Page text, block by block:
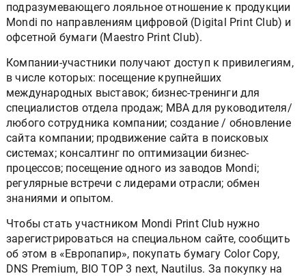
подразумевающего лояльное отношение к продукции
Mondi по направлениям цифровой (Digital Print Club) и
офсетной бумаги (Maestro Print Club).
Компании-участники получают доступ к привилегиям,
в числе которых: посещение крупнейших
международных выставок; бизнес-тренинги для
специалистов отдела продаж; MBA для руководителя/
любого сотрудника компании; создание / обновление
сайта компании; продвижение сайта в поисковых
системах; консалтинг по оптимизации бизнес-
процессов; посещение одного из заводов Mondi;
регулярные встречи с лидерами отрасли; обмен
знаниями и опытом.
Чтобы стать участником Mondi Print Club нужно
зарегистрироваться на специальном сайте, сообщить
об этом в «Европапир», покупать бумагу Color Copy,
DNS Premium, BIO TOP 3 next, Nautilus. За покупку на